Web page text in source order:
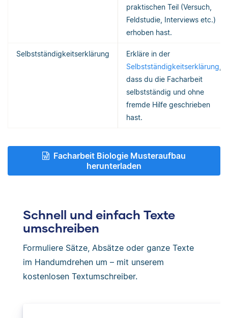
praktischen Teil (Versuch,
Feldstudie, Interviews etc.)
erhoben hast.
Selbstständigkeitserklärung
Erkläre in der
Selbstständigkeitserklärung
dass du die Facharbeit
selbstständig und ohne
fremde Hilfe geschrieben
hast.
Facharbeit Biologie Musteraufbau
herunterladen
Schnell und einfach Texte
umschreiben
Formuliere Sätze, Absätze oder ganze Texte
im Handumdrehen um – mit unserem
kostenlosen Textumschreiber.